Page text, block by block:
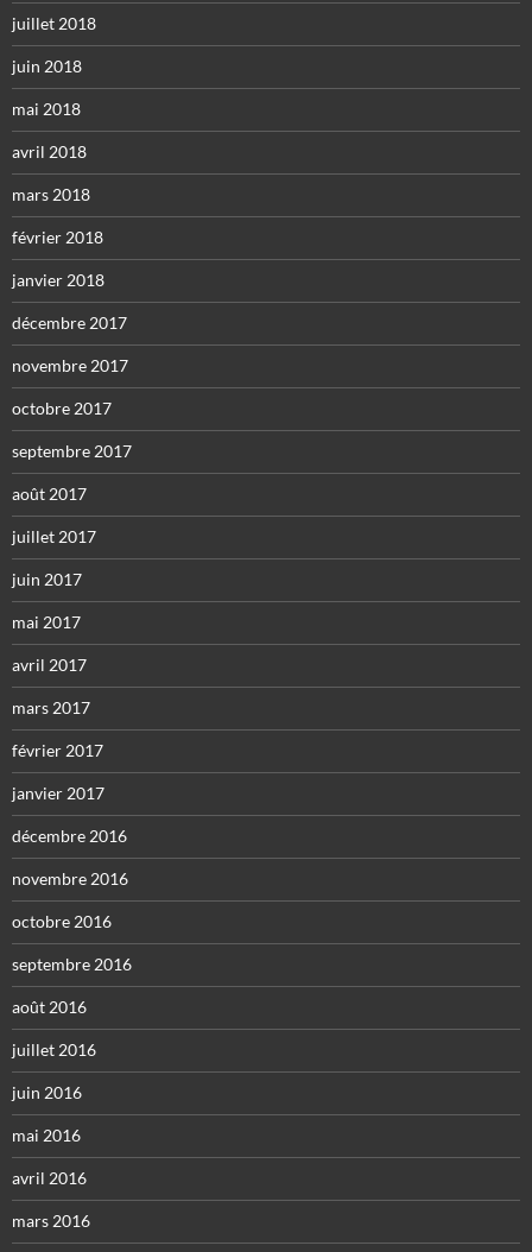
juillet 2018
juin 2018
mai 2018
avril 2018
mars 2018
février 2018
janvier 2018
décembre 2017
novembre 2017
octobre 2017
septembre 2017
août 2017
juillet 2017
juin 2017
mai 2017
avril 2017
mars 2017
février 2017
janvier 2017
décembre 2016
novembre 2016
octobre 2016
septembre 2016
août 2016
juillet 2016
juin 2016
mai 2016
avril 2016
mars 2016